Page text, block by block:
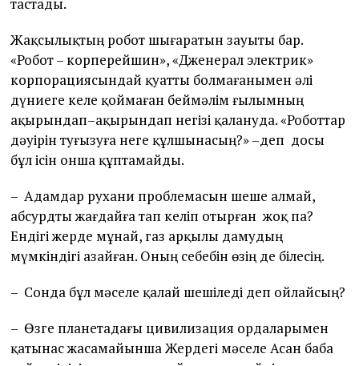
Жақсылықтың робот шығаратын зауыты бар.
«Робот – корперейшин», «Дженерал электрик»
корпорациясындай қуатты болмағанымен әлі
дүниеге келе қоймаған беймәлім ғылымның
ақырындап–ақырындап негізі қалануда. «Роботтар
дәуірін туғызуға неге құлшынасың?» –деп досы
бұл ісін онша құптамайды.
– Адамдар рухани проблемасын шеше алмай,
абсурдты жағдайға тап келіп отырған жоқ па?
Ендігі жерде мұнай, газ арқылы дамудың
мүмкіндігі азайған. Оның себебін өзің де білесің.
– Сонда бұл мәселе қалай шешіледі деп ойлайсың?
– Өзге планетадағы цивилизация ордаларымен
қатынас жасамайынша Жердегі мәселе Асан баба